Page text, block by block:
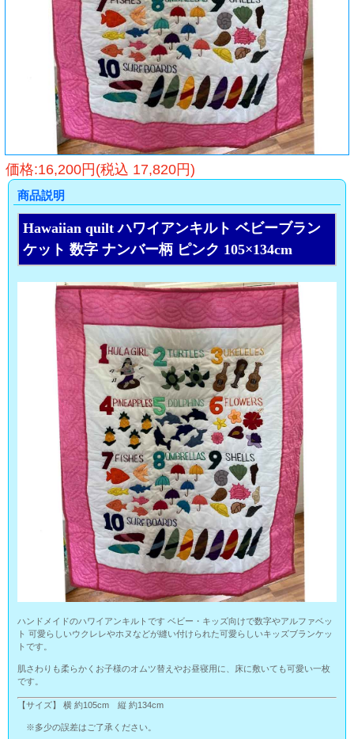
価格:16,200円(税込 17,820円)
商品説明
Hawaiian quilt ハワイアンキルト ベビーブラン
ケット 数字 ナンバー柄 ピンク 105×134cm
ハンドメイドのハワイアンキルトです ベビー・キッズ向けで数字やアルファベッ
ト 可愛らしいウクレレやホヌなどが縫い付けられた可愛らしいキッズブランケッ
トです。
肌さわりも柔らかくお子様のオムツ替えやお昼寝用に、床に敷いても可愛い一枚
です。
【サイズ】 横 約105cm 縦 約134cm
※多少の誤差はご了承ください。